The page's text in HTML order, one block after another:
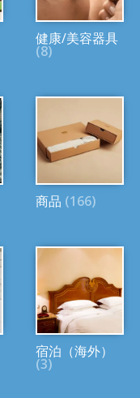
健康/美容器具
(8)
商品 (166)
宿泊（海外）
(3)